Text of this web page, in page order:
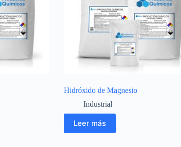
Hidróxido de Magnesio
Industrial
Leer más